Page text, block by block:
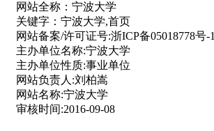
网站全称： 宁波大学
关键字： 宁波大学,首页
网站备案/许可证号:浙ICP备05018778号-1
主办单位名称:宁波大学
主办单位性质:事业单位
网站负责人:刘柏嵩
网站名称:宁波大学
审核时间:2016-09-08